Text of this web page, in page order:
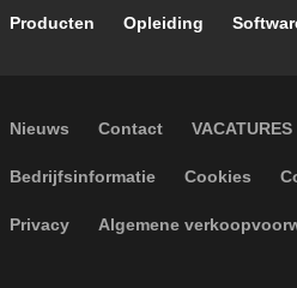
Footer main navigation
Producten Opleiding
Footer secondary
Nieuws Contact VACATURES
Footer menu
Bedrijfsinformatie Cookies
Privacy Algemene